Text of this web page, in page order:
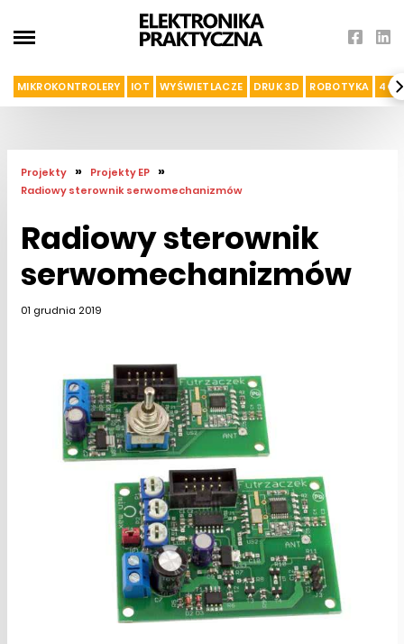
MIKROKONTROLERY IOT WYŚWIETLACZE DRUK 3D ROBOTYKA 4G I
Projekty » Projekty EP »
Radiowy sterownik serwomechanizmów
Radiowy sterownik
serwomechanizmów
01 grudnia 2019